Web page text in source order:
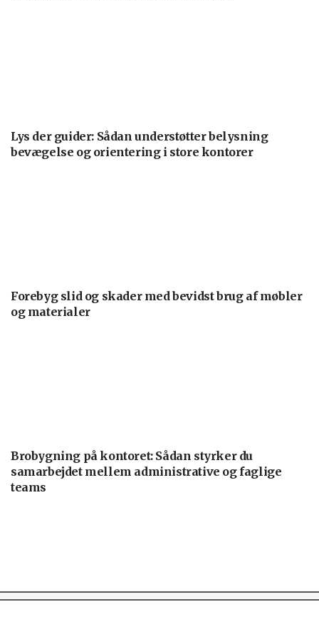
Lys der guider: Sådan understøtter belysning
bevægelse og orientering i store kontorer
Forebyg slid og skader med bevidst brug af møbler
og materialer
Brobygning på kontoret: Sådan styrker du
samarbejdet mellem administrative og faglige
teams